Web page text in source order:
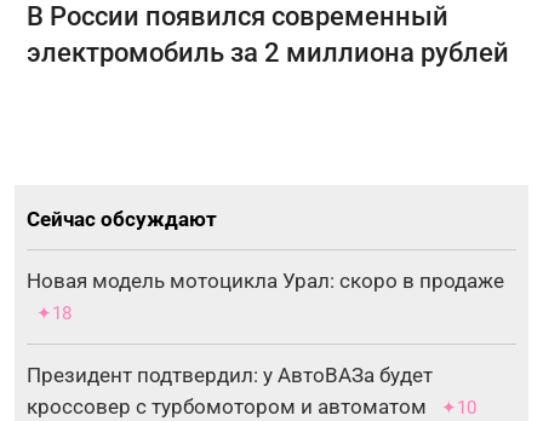
В России появился современный
электромобиль за 2 миллиона рублей
Сейчас обсуждают
Новая модель мотоцикла Урал: скоро в продаже
✦18
Президент подтвердил: у АвтоВАЗа будет
кроссовер с турбомотором и автоматом
✦10